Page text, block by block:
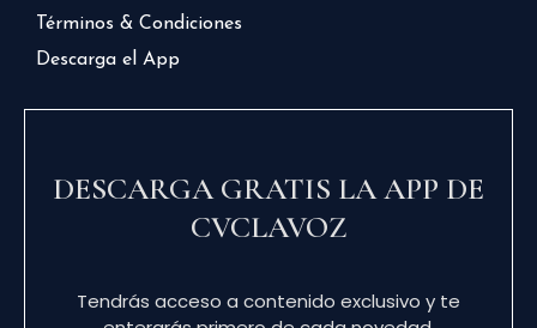
Términos & Condiciones
Descarga el App
DESCARGA GRATIS LA APP DE
CVCLAVOZ
Tendrás acceso a contenido exclusivo y te